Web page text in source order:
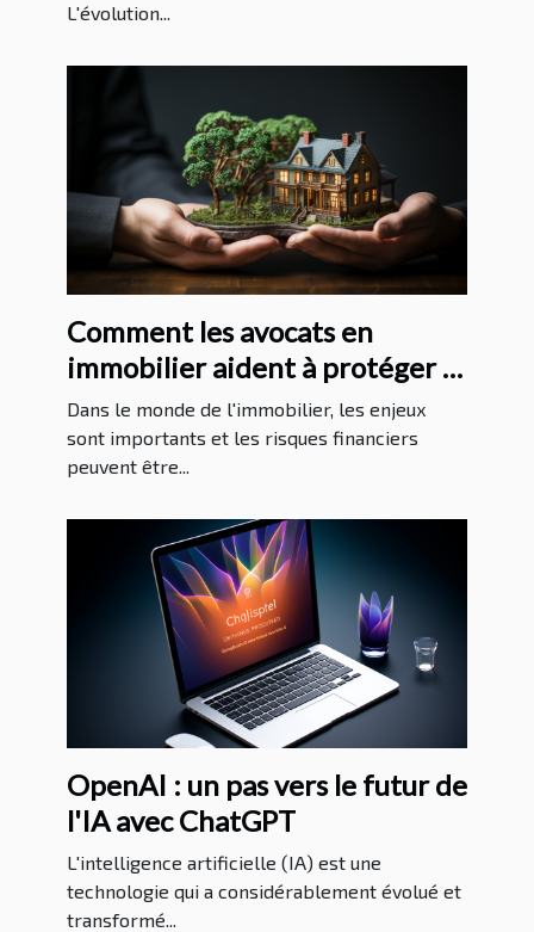
L'évolution...
Comment les avocats en
immobilier aident à protéger la
santé financière de leurs clients
Dans le monde de l'immobilier, les enjeux
sont importants et les risques financiers
peuvent être...
OpenAI : un pas vers le futur de
l'IA avec ChatGPT
L'intelligence artificielle (IA) est une
technologie qui a considérablement évolué et
transformé...